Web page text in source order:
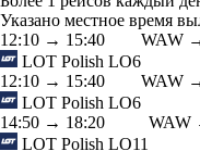
Указано местное время
12:10 → 15:40
LOT Polish LO6
WAW
12:10 → 15:40
LOT Polish LO6
WAW
14:50 → 18:20
LOT Polish LO11
WAW